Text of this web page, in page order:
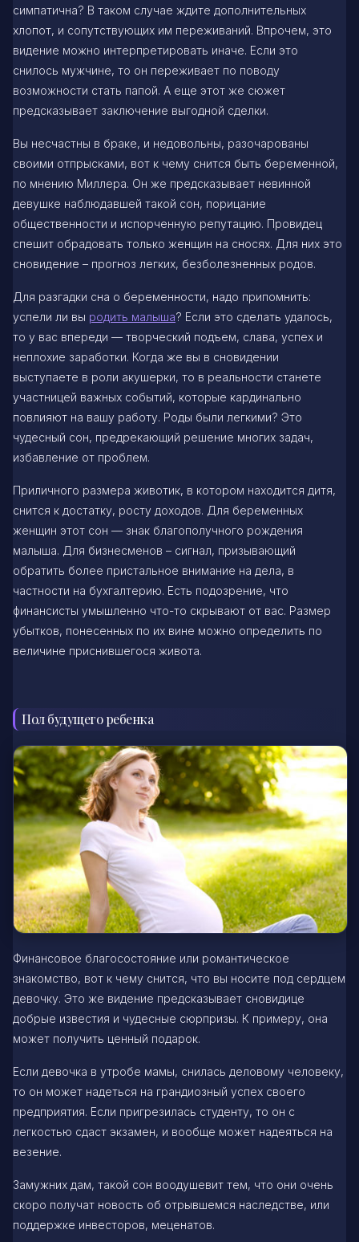
симпатична? В таком случае ждите дополнительных
хлопот, и сопутствующих им переживаний. Впрочем, это
видение можно интерпретировать иначе. Если это
снилось мужчине, то он переживает по поводу
возможности стать папой. А еще этот же сюжет
предсказывает заключение выгодной сделки.
Вы несчастны в браке, и недовольны, разочарованы
своими отпрысками, вот к чему снится быть беременной,
по мнению Миллера. Он же предсказывает невинной
девушке наблюдавшей такой сон, порицание
общественности и испорченную репутацию. Провидец
спешит обрадовать только женщин на сносях. Для них это
сновидение – прогноз легких, безболезненных родов.
Для разгадки сна о беременности, надо припомнить:
успели ли вы родить малыша? Если это сделать удалось,
то у вас впереди — творческий подъем, слава, успех и
неплохие заработки. Когда же вы в сновидении
выступаете в роли акушерки, то в реальности станете
участницей важных событий, которые кардинально
повлияют на вашу работу. Роды были легкими? Это
чудесный сон, предрекающий решение многих задач,
избавление от проблем.
Приличного размера животик, в котором находится дитя,
снится к достатку, росту доходов. Для беременных
женщин этот сон — знак благополучного рождения
малыша. Для бизнесменов – сигнал, призывающий
обратить более пристальное внимание на дела, в
частности на бухгалтерию. Есть подозрение, что
финансисты умышленно что-то скрывают от вас. Размер
убытков, понесенных по их вине можно определить по
величине приснившегося живота.
Пол будущего ребенка
Финансовое благосостояние или романтическое
знакомство, вот к чему снится, что вы носите под сердцем
девочку. Это же видение предсказывает сновидице
добрые известия и чудесные сюрпризы. К примеру, она
может получить ценный подарок.
Если девочка в утробе мамы, снилась деловому человеку,
то он может надеться на грандиозный успех своего
предприятия. Если пригрезилась студенту, то он с
легкостью сдаст экзамен, и вообще может надеяться на
везение.
Замужних дам, такой сон воодушевит тем, что они очень
скоро получат новость об отрывшемся наследстве, или
поддержке инвесторов, меценатов.